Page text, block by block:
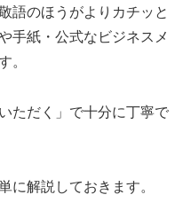
語のほうがよりカチッと
手紙・公式なビジネスメ
。
ただく」で十分に丁寧で
に解説しておきます。